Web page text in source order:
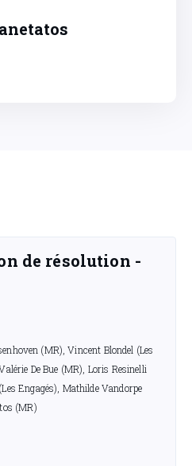
de résolution -
(MR), Vincent Blondel (Les
De Bue (MR), Loris Resinelli
Engagés), Mathilde Vandorpe
(MR)